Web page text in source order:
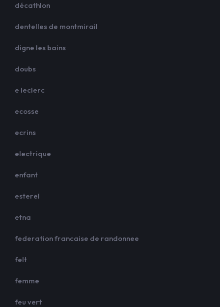
décathlon
dentelles de montmirail
digne les bains
doubs
e leclerc
ecosse
ecrins
electrique
enfant
esterel
etna
federation francaise de randonnee
felt
femme
feu vert